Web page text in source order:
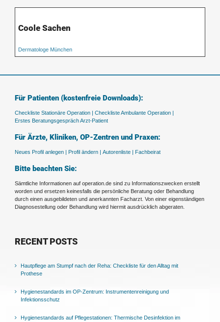
Coole Sachen
Dermatologe München
Für Patienten (kostenfreie Downloads):
Checkliste Stationäre Operation | Checkliste Ambulante Operation |
Erstes Beratungsgespräch Arzt-Patient
Für Ärzte, Kliniken, OP-Zentren und Praxen:
Neues Profil anlegen | Profil ändern | Autorenliste | Fachbeirat
Bitte beachten Sie:
Sämtliche Informationen auf operation.de sind zu Informationszwecken erstellt
worden und ersetzen keinesfalls die persönliche Beratung oder Behandlung
durch einen ausgebildeten und anerkannten Facharzt. Von einer eigenständigen
Diagnosestellung oder Behandlung wird hiermit ausdrücklich abgeraten.
RECENT POSTS
Hautpflege am Stumpf nach der Reha: Checkliste für den Alltag mit
Prothese
Hygienestandards im OP-Zentrum: Instrumentenreinigung und
Infektionsschutz
Hygienestandards auf Pflegestationen: Thermische Desinfektion im